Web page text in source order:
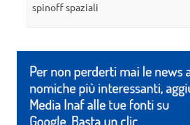
spinoff spaziali